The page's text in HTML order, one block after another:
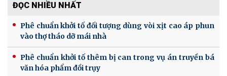
ĐỌC NHIỀU NHẤT
Phê chuẩn khởi tố đối tượng dùng vòi xịt cao áp phun
vào thợ tháo dỡ mái nhà
Phê chuẩn khởi tố thêm bị can trong vụ án truyền bá
văn hóa phẩm đồi trụy